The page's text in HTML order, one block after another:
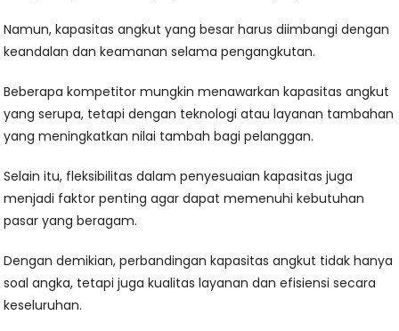
Namun, kapasitas angkut yang besar harus diimbangi dengan
keandalan dan keamanan selama pengangkutan.
Beberapa kompetitor mungkin menawarkan kapasitas angkut
yang serupa, tetapi dengan teknologi atau layanan tambahan
yang meningkatkan nilai tambah bagi pelanggan.
Selain itu, fleksibilitas dalam penyesuaian kapasitas juga
menjadi faktor penting agar dapat memenuhi kebutuhan
pasar yang beragam.
Dengan demikian, perbandingan kapasitas angkut tidak hanya
soal angka, tetapi juga kualitas layanan dan efisiensi secara
keseluruhan.